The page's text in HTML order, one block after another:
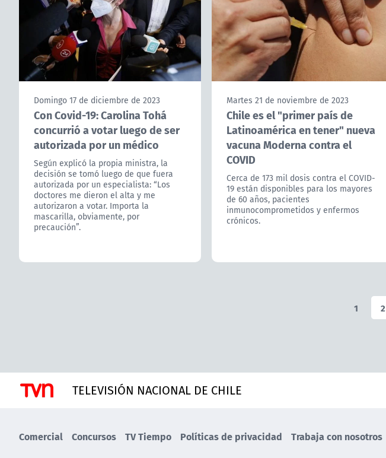
Domingo 17 de diciembre de 2023
Con Covid-19: Carolina Tohá
concurrió a votar luego de ser
autorizada por un médico
Según explicó la propia ministra, la
decisión se tomó luego de que fuera
autorizada por un especialista: “Los
doctores me dieron el alta y me
autorizaron a votar. Importa la
mascarilla, obviamente, por
precaución”.
Martes 21 de noviembre de 2023
Chile es el "primer país de
Latinoamérica en tener" nueva
vacuna Moderna contra el
COVID
Cerca de 173 mil dosis contra el COVID-
19 están disponibles para los mayores
de 60 años, pacientes
inmunocomprometidos y enfermos
crónicos.
1 2
TELEVISIÓN NACIONAL DE CHILE
Comercial Concursos TV Tiempo Políticas de privacidad Trabaja con nosotros